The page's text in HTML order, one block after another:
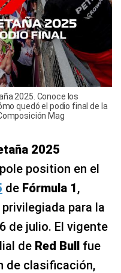
2025. Conoce los
quedó el podio final de la
Mag
2025
position en el
de Fórmula 1,
para la
de julio. El vigente
de Red Bull fue
de clasificación,